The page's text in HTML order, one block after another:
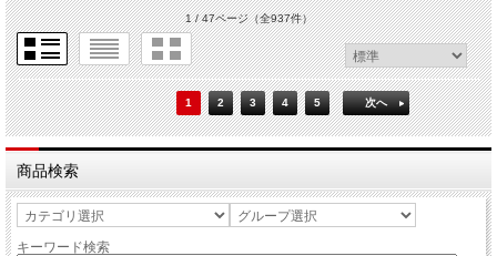
1 / 47ページ（全937件）
1 2 3 4 5 次へ
商品検索
キーワード検索